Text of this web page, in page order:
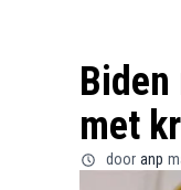
met
door anp